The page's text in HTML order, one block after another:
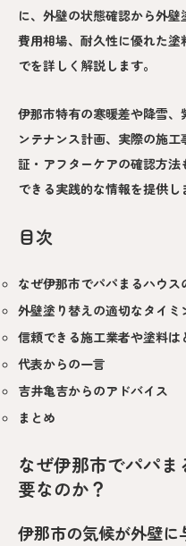
に、外壁の状態確認から外壁
費用相場、耐久性に優れた
でを詳しく解説します。
伊那市特有の寒暖差や降雪
ンテナンス計画、実際の施
証・アフターケアの確認方
できる実践的な情報を提供し
目次
なぜ伊那市でパパまるハウ
外壁塗り替えの適切なタイ
信頼できる施工業者や塗料は
代表からの一言
吉井亀吉からのアドバイス
まとめ
なぜ伊那市でパパ
要なのか？
伊那市の気候が外壁に